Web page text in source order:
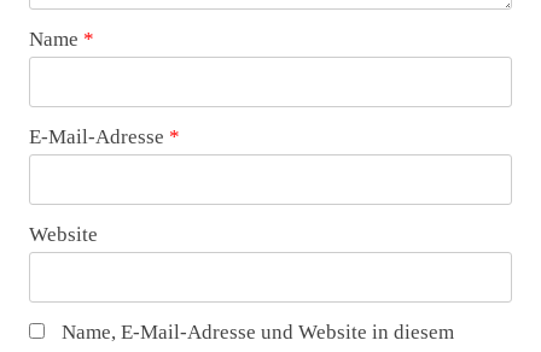
Name *
E-Mail-Adresse *
Website
Name, E-Mail-Adresse und Website in diesem